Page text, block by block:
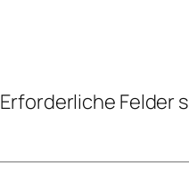
Erforderliche Felder